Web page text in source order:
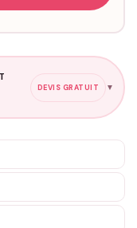
DEVIS GRATUIT ▼
10€ selon la demande